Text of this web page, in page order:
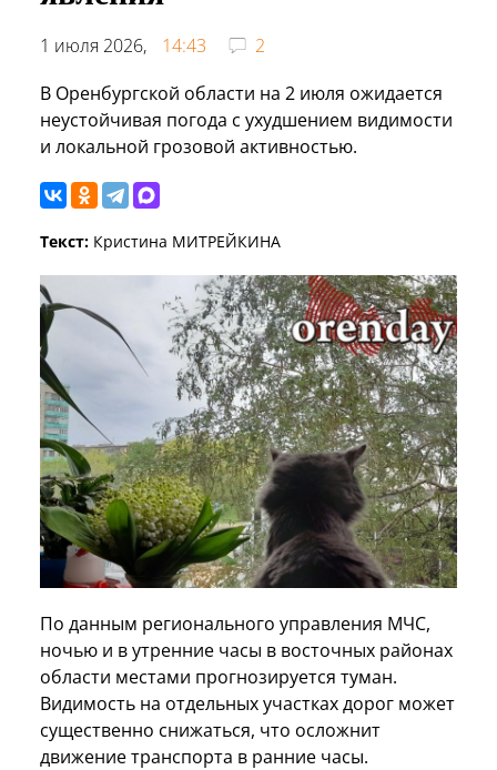
1 июля 2026, 14:43
2
В Оренбургской области на 2 июля ожидается
неустойчивая погода с ухудшением видимости
и локальной грозовой активностью.
Текст: Кристина МИТРЕЙКИНА
По данным регионального управления МЧС,
ночью и в утренние часы в восточных районах
области местами прогнозируется туман.
Видимость на отдельных участках дорог может
существенно снижаться, что осложнит
движение транспорта в ранние часы.